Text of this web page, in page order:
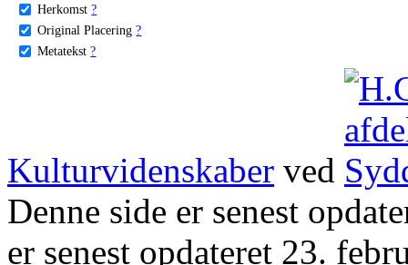
Herkomst ?
Original Placering ?
Metatekst ?
Kulturvidenskaber ved
Denne side er senest
er senest opdateret 23.